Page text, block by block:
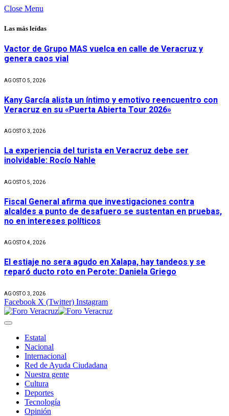
Close Menu
Las más leídas
Vactor de Grupo MAS vuelca en calle de Veracruz y
genera caos vial
AGOSTO 5, 2026
Kany García alista un íntimo y emotivo reencuentro con
Veracruz en su «Puerta Abierta Tour 2026»
AGOSTO 3, 2026
La experiencia del turista en Veracruz debe ser
inolvidable: Rocío Nahle
AGOSTO 5, 2026
Fiscal General afirma que investigaciones contra
alcaldes a punto de desafuero se sustentan en pruebas,
no en intereses políticos
AGOSTO 4, 2026
El estiaje no sera agudo en Xalapa, hay tandeos y se
reparó ducto roto en Perote: Daniela Griego
AGOSTO 3, 2026
Facebook X (Twitter) Instagram
Estatal
Nacional
Internacional
Red de Ayuda Ciudadana
Nuestra gente
Cultura
Deportes
Tecnología
Opinión